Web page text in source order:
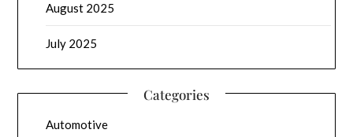
August 2025
July 2025
Categories
Automotive